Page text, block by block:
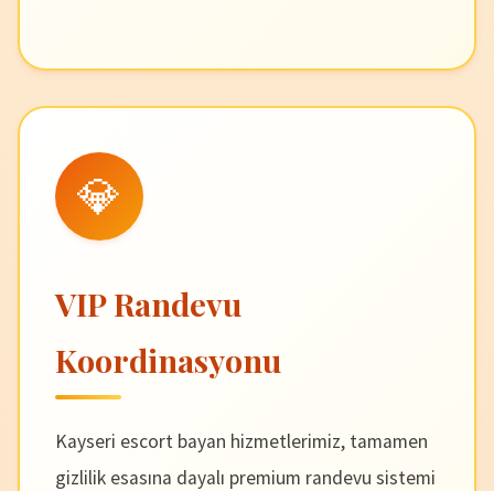
💎
VIP Randevu
Koordinasyonu
Kayseri escort bayan hizmetlerimiz, tamamen
gizlilik esasına dayalı premium randevu sistemi